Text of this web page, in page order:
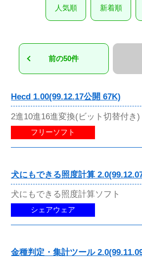
人気順 新着順
前の50件
Hecd 1.00(99.12.17公開 67K)
2進10進16進変換(ビット切替付き)
フリーソフト
犬にもできる照度計算
犬にもできる照度計算ソフト
シェアウェア
金種判定・集計ツール